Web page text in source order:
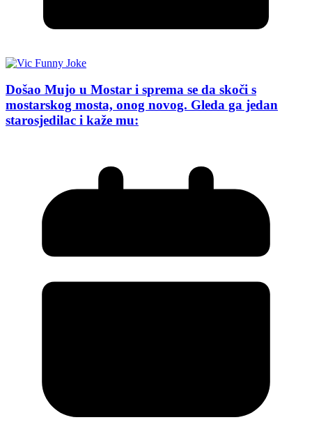
Došao Mujo u Mostar i sprema se da skoči s
mostarskog mosta, onog novog. Gleda ga jedan
starosjedilac i kaže mu: